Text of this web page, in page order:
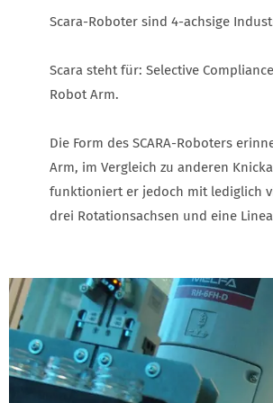
Scara-Roboter sind 4-achsige
Scara steht für: Selective
Robot Arm.
Die Form des SCARA-Roboters
Arm, im Vergleich zu anderen
funktioniert er jedoch mit lediglich
drei Rotationsachsen und eine